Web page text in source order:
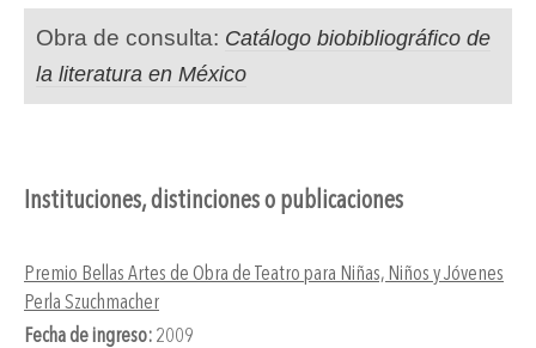
Obra de consulta: Catálogo biobibliográfico de
la literatura en México
Instituciones, distinciones o publicaciones
Premio Bellas Artes de Obra de Teatro para Niñas, Niños y Jóvenes
Perla Szuchmacher
Fecha de ingreso: 2009